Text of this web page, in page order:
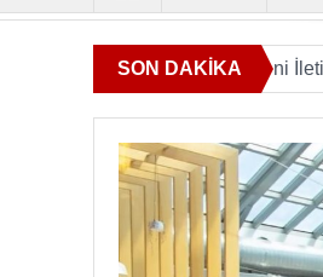
SON DAKİKA
Ötesine Geçen Yeni İletişim